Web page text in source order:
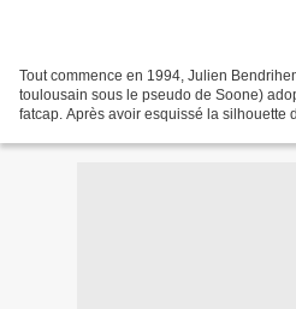
Tout commence en 1994, Julien
toulousain sous le pseudo de Soone)
fatcap. Après avoir esquissé la silhouette